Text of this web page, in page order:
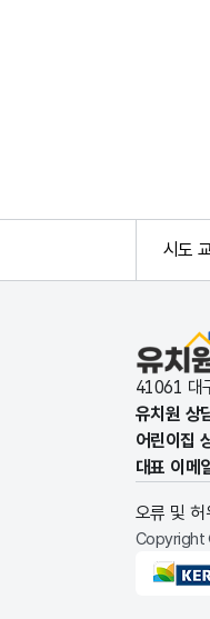
시도
유치원알
41061 대
유치원 상
어린이집
대표 이메
오류 및 허
Copyright
KERIS